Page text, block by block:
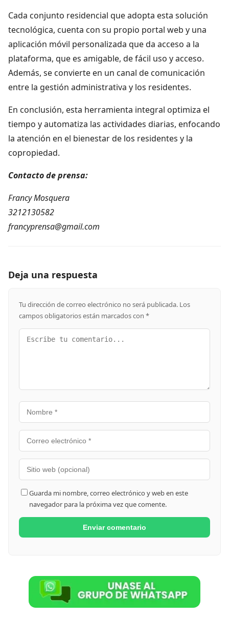
Cada conjunto residencial que adopta esta solución
tecnológica, cuenta con su propio portal web y una
aplicación móvil personalizada que da acceso a la
plataforma, que es amigable, de fácil uso y acceso.
Además, se convierte en un canal de comunicación
entre la gestión administrativa y los residentes.
En conclusión, esta herramienta integral optimiza el
tiempo y automatiza las actividades diarias, enfocando
la atención en el bienestar de los residentes y la
copropiedad.
Contacto de prensa:
Francy Mosquera
3212130582
francyprensa@gmail.com
Deja una respuesta
Tu dirección de correo electrónico no será publicada. Los
campos obligatorios están marcados con *
Guarda mi nombre, correo electrónico y web en este
navegador para la próxima vez que comente.